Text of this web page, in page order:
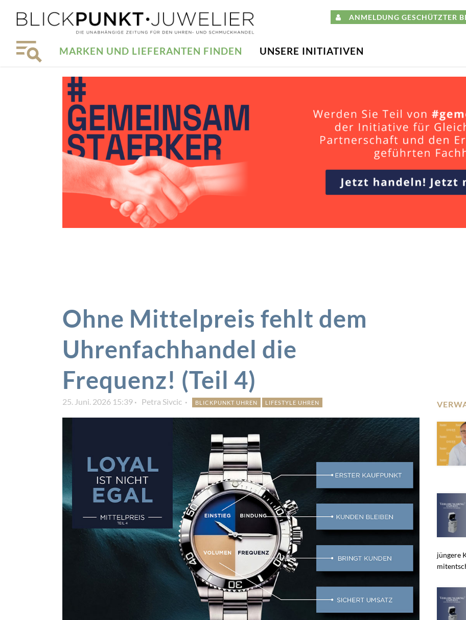
ANMELDUNG GESCHÜTZTER
MARKEN UND LIEFERANTEN FINDEN UNSERE INITIATIVEN
Ohne Mittelpreis fehlt dem
Uhrenfachhandel die
Frequenz! (Teil 4)
25. Juni. 2026 15:39 Petra Sivcic BLICKPUNKT UHREN LIFESTYLE UHREN
jüngere